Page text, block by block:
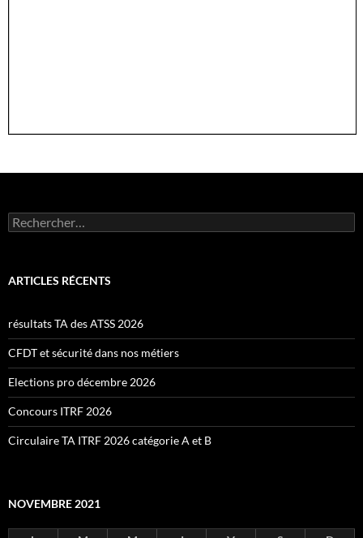
Rechercher :
ARTICLES RÉCENTS
résultats TA des ATSS 2026
CFDT et sécurité dans nos métiers
Elections pro décembre 2026
Concours ITRF 2026
Circulaire TA ITRF 2026 catégorie A et B
NOVEMBRE 2021